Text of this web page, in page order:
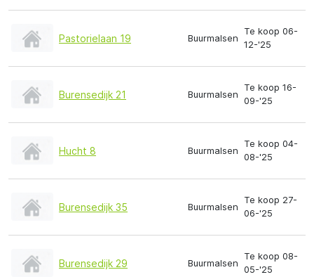
Pastorielaan 19 Buurmalsen
Te koop 06-
12-'25
Burensedijk 21 Buurmalsen
Te koop 16-
09-'25
Hucht 8 Buurmalsen
Te koop 04-
08-'25
Burensedijk 35 Buurmalsen
Te koop 27-
06-'25
Burensedijk 29 Buurmalsen
Te koop 08-
05-'25